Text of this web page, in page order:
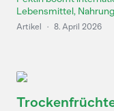
Lebensmittel,
Artikel · 8. April 2026